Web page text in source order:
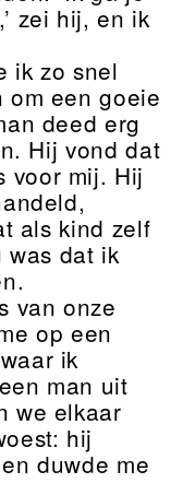
zei hij, en ik
ik zo snel
om een goeie
deed erg
Hij vond dat
voor mij. Hij
als kind zelf
was dat ik
van onze
op een
ik
man uit
we elkaar
hij
duwde me